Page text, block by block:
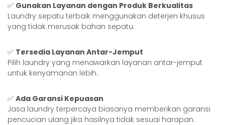
✅ Gunakan Layanan dengan Produk Berkualitas
Laundry sepatu terbaik menggunakan deterjen khusus
yang tidak merusak bahan sepatu.
✅ Tersedia Layanan Antar-Jemput
Pilih laundry yang menawarkan layanan antar-jemput
untuk kenyamanan lebih.
✅ Ada Garansi Kepuasan
Jasa laundry terpercaya biasanya memberikan garansi
pencucian ulang jika hasilnya tidak sesuai harapan.